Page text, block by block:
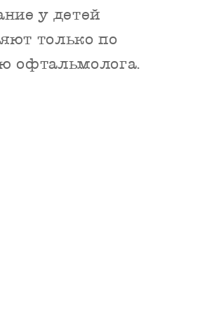
у детей
только по
офтальмолога.